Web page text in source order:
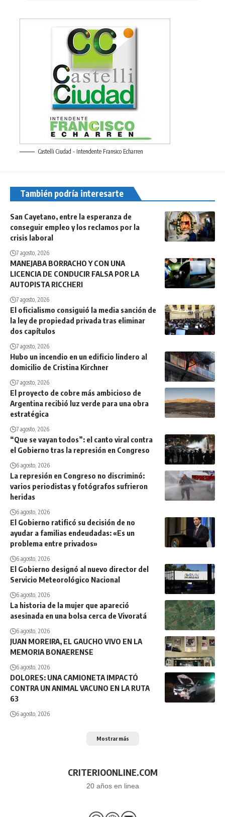
Castelli Ciudad - Intendente Fransico Echarren
También podría interesarte
San Cayetano, entre la esperanza de
conseguir empleo y los reclamos por la
crisis laboral
7 agosto, 2026
MANEJABA BORRACHO Y CON UNA
LICENCIA DE CONDUCIR FALSA POR LA
AUTOPISTA RICCHERI
7 agosto, 2026
El oficialismo consiguió la media sanción de
la ley de propiedad privada tras eliminar
dos capítulos
7 agosto, 2026
Hubo un incendio en un edificio lindero al
domicilio de Cristina Kirchner
7 agosto, 2026
El proyecto de cobre más ambicioso de
Argentina recibió luz verde para una obra
estratégica
7 agosto, 2026
“Que se vayan todos”: el canto viral contra
el Gobierno tras la represión en Congreso
6 agosto, 2026
La represión en Congreso no discriminó:
varios periodistas y fotógrafos sufrieron
heridas
6 agosto, 2026
El Gobierno ratificó su decisión de no
ayudar a familias endeudadas: «Es un
problema entre privados»
6 agosto, 2026
El Gobierno designó al nuevo director del
Servicio Meteorológico Nacional
6 agosto, 2026
La historia de la mujer que apareció
asesinada en una bolsa cerca de Vivoratá
6 agosto, 2026
JUAN MOREIRA, EL GAUCHO VIVO EN LA
MEMORIA BONAERENSE
6 agosto, 2026
DOLORES: UNA CAMIONETA IMPACTÓ
CONTRA UN ANIMAL VACUNO EN LA RUTA
63
6 agosto, 2026
Mostrar más
CRITERIOONLINE.COM
20 años en linea